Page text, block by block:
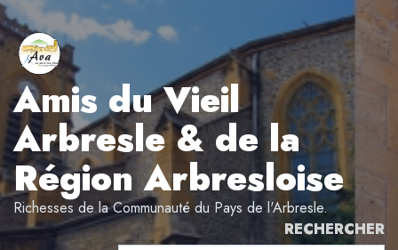
Aller
au
contenu
Amis du Vieil
Arbresle & de la
Région Arbresloise
Richesses de la Communauté du Pays de l'Arbresle.
RECHERCHER